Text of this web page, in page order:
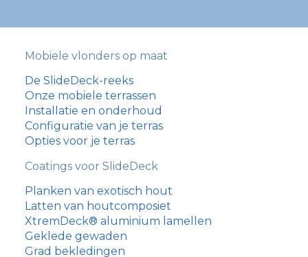
Mobiele vlonders op maat
De SlideDeck-reeks
Onze mobiele terrassen
Installatie en onderhoud
Configuratie van je terras
Opties voor je terras
Coatings voor SlideDeck
Planken van exotisch hout
Latten van houtcomposiet
XtremDeck® aluminium lamellen
Geklede gewaden
Grad bekledingen